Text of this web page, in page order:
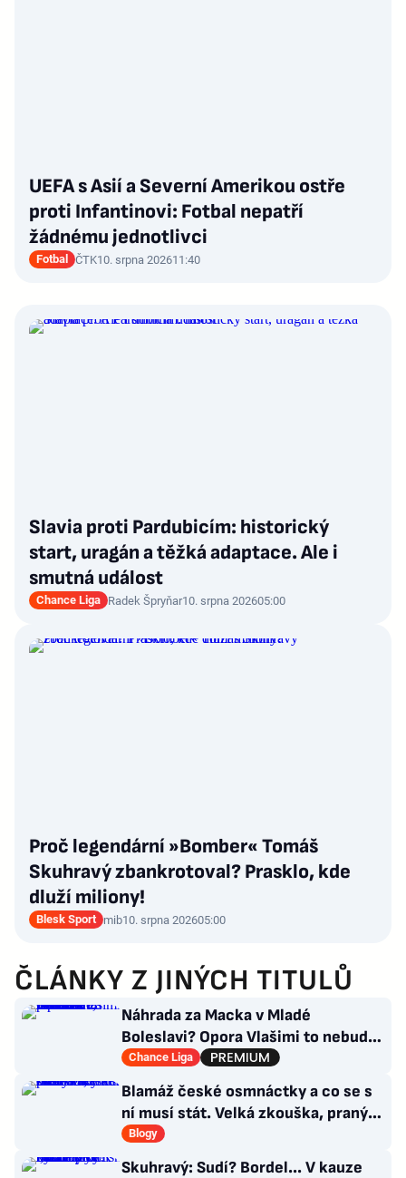
UEFA s Asií a Severní Amerikou ostře
proti Infantinovi: Fotbal nepatří
žádnému jednotlivci
Fotbal ČTK10. srpna 202611:40
Slavia proti Pardubicím: historický
start, uragán a těžká adaptace. Ale i
smutná událost
Chance Liga Radek Špryňar10. srpna 202605:00
Proč legendární »Bomber« Tomáš
Skuhravý zbankrotoval? Prasklo, kde
dluží miliony!
Blesk Sport mib10. srpna 202605:00
ČLÁNKY Z JINÝCH TITULŮ
Náhrada za Macka v Mladé
Boleslavi? Opora Vlašimi to nebude,
přichází záložník Baníku
Chance Liga
Blamáž české osmnáctky a co se s
ní musí stát. Velká zkouška, pranýř
není na místě
Blogy
Skuhravý: Sudí? Bordel... V kauze